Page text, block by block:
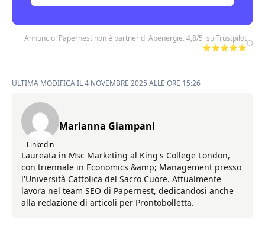
Annuncio: Papernest non è partner di Abenergie. 4,8/5 su Trustpilot
⭐⭐⭐⭐⭐
ULTIMA MODIFICA IL 4 NOVEMBRE 2025 ALLE ORE 15:26
Linkedin
Marianna Giampani
Laureata in Msc Marketing al King's College London,
con triennale in Economics &amp; Management presso
l'Università Cattolica del Sacro Cuore. Attualmente
lavora nel team SEO di Papernest, dedicandosi anche
alla redazione di articoli per Prontobolletta.